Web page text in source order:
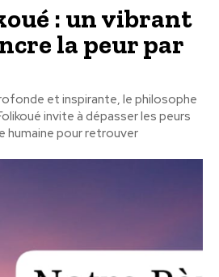
: un vibrant
la peur par
et inspirante, le philosophe
invite à dépasser les peurs
humaine pour retrouver